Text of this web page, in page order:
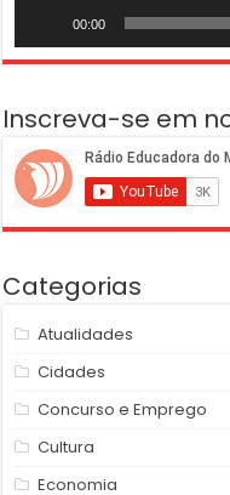
00:00
Inscreva-se em
Categorias
Atualidades
Cidades
Concurso e Emprego
Cultura
Economia